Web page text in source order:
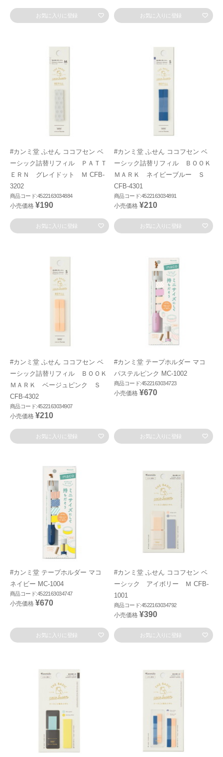
お気に入りに登録 お気に入りに登録
#カンミ堂 ふせん ココフセン ベ
ーシック詰替リフィル ＰＡＴＴ
ＥＲＮ グレイドット Ｍ CFB-
3202
商品コード:4522163034884
小売価格 ¥190
お気に入りに登録
#カンミ堂 ふせん ココフセン ベ
ーシック詰替リフィル ＢＯＯＫ
ＭＡＲＫ ネイビーブルー Ｓ
CFB-4301
商品コード:4522163034891
小売価格 ¥210
お気に入りに登録
#カンミ堂 ふせん ココフセン ベ
ーシック詰替リフィル ＢＯＯＫ
ＭＡＲＫ ベージュピンク Ｓ
CFB-4302
商品コード:4522163034907
小売価格 ¥210
お気に入りに登録
#カンミ堂 テープホルダー マコ
パステルピンク MC-1002
商品コード:4522163034723
小売価格 ¥670
お気に入りに登録
#カンミ堂 テープホルダー マコ
ネイビー MC-1004
商品コード:4522163034747
小売価格 ¥670
お気に入りに登録
#カンミ堂 ふせん ココフセン ベ
ーシック アイボリー Ｍ CFB-
1001
商品コード:4522163034792
小売価格 ¥390
お気に入りに登録